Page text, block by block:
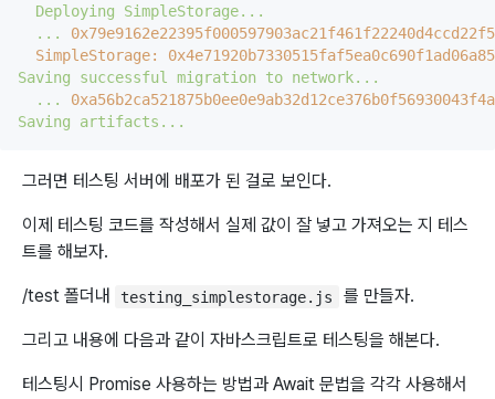
Deploying
SimpleStorage...
...
SimpleStorage:
Saving
successful migration to network...
...
Saving
artifacts...
그러면 테스팅 서버에 배포가 된 걸로 보인다.
이제 테스팅 코드를 작성해서 실제 값이 잘 넣고 가져오는 지 테스
트를 해보자.
/test 폴더내 testing_simplestorage.js 를 만들자.
그리고 내용에 다음과 같이 자바스크립트로 테스팅을 해본다.
테스팅시 Promise 사용하는 방법과 Await 문법을 각각 사용해서